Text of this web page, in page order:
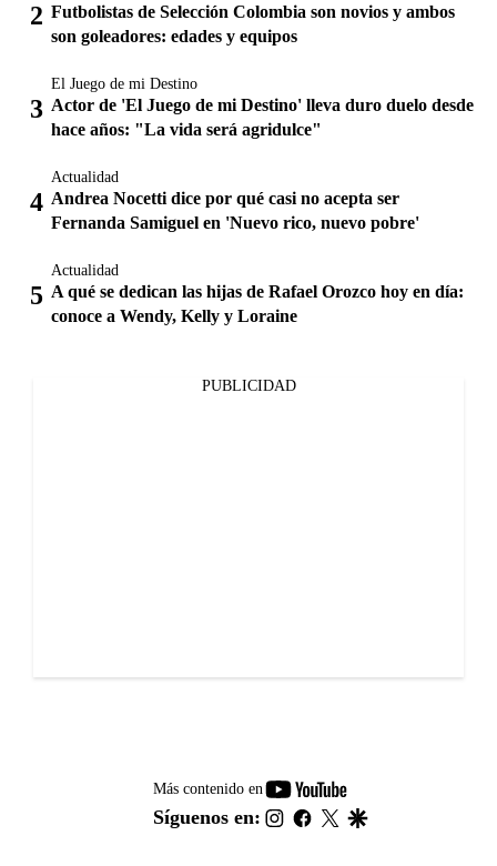
Futbolistas de Selección Colombia son novios y ambos
son goleadores: edades y equipos
El Juego de mi Destino
Actor de 'El Juego de mi Destino' lleva duro duelo desde
hace años: "La vida será agridulce"
Actualidad
Andrea Nocetti dice por qué casi no acepta ser
Fernanda Samiguel en 'Nuevo rico, nuevo pobre'
Actualidad
A qué se dedican las hijas de Rafael Orozco hoy en día:
conoce a Wendy, Kelly y Loraine
PUBLICIDAD
Más contenido en
youtube-
footer
Síguenos en: instagram
facebook
twitter